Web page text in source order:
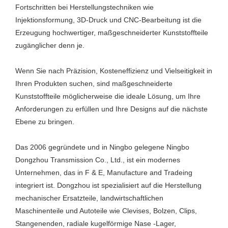
Fortschritten bei Herstellungstechniken wie
Injektionsformung, 3D-Druck und CNC-Bearbeitung ist die
Erzeugung hochwertiger, maßgeschneiderter Kunststoffteile
zugänglicher denn je.
Wenn Sie nach Präzision, Kosteneffizienz und Vielseitigkeit in
Ihren Produkten suchen, sind maßgeschneiderte
Kunststoffteile möglicherweise die ideale Lösung, um Ihre
Anforderungen zu erfüllen und Ihre Designs auf die nächste
Ebene zu bringen.
Das 2006 gegründete und in Ningbo gelegene Ningbo
Dongzhou Transmission Co., Ltd., ist ein modernes
Unternehmen, das in F & E, Manufacture and Tradeing
integriert ist. Dongzhou ist spezialisiert auf die Herstellung
mechanischer Ersatzteile, landwirtschaftlichen
Maschinenteile und Autoteile wie Clevises, Bolzen, Clips,
Stangenenden, radiale kugelförmige Nase -Lager,